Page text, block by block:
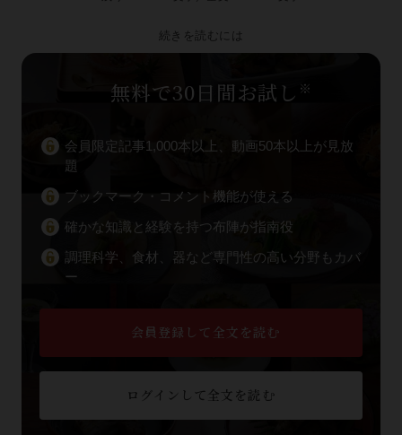
続きを読むには
無料で30日間お試し ※
会員限定記事1,000本以上、動画50本以上が見放
題
ブックマーク・コメント機能が使える
確かな知識と経験を持つ布陣が指南役
調理科学、食材、器など専門性の高い分野もカバ
ー
会員登録して全文を読む
ログインして全文を読む